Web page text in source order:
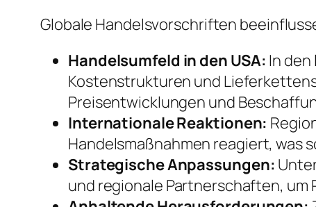
Globale Handelsvorschriften
Handelsumfeld in den USA: In
Kostenstrukturen und
Preisentwicklungen und
Internationale Reaktionen:
Handelsmaßnahmen reagiert,
Strategische Anpassungen:
und regionale Partnerschaften, um